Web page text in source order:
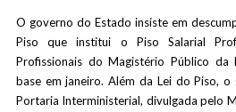
O governo do Estado insiste em
Piso que institui o Piso Salarial
Profissionais do Magistério Público da
base em janeiro. Além da Lei do Piso, o
Portaria Interministerial, divulgada pelo